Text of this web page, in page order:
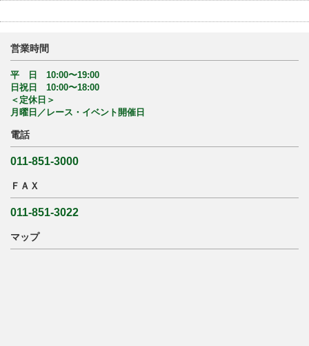
営業時間
平 日 10:00〜19:00
日祝日 10:00〜18:00
＜定休日＞
月曜日／レース・イベント開催日
電話
011-851-3000
ＦＡＸ
011-851-3022
マップ